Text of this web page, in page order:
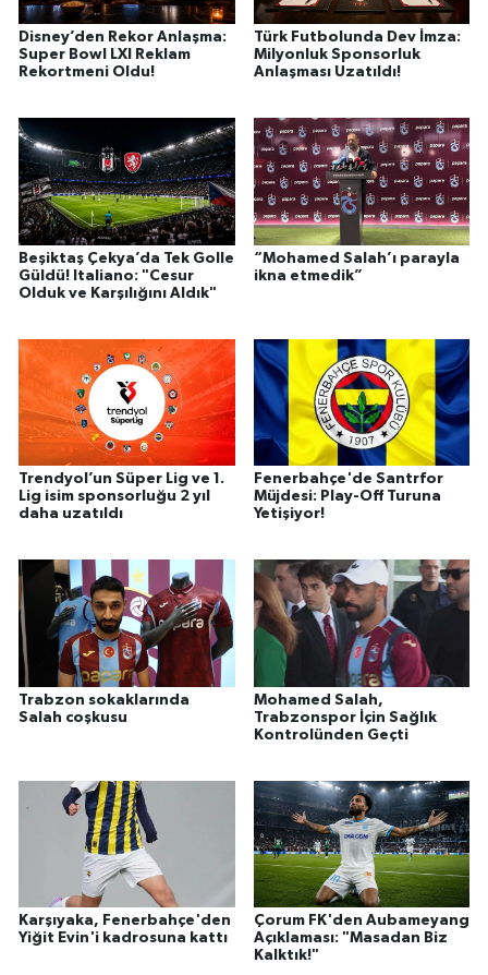
Disney’den Rekor Anlaşma:
Super Bowl LXI Reklam
Rekortmeni Oldu!
Türk Futbolunda Dev İmza:
Milyonluk Sponsorluk
Anlaşması Uzatıldı!
Beşiktaş Çekya’da Tek Golle
Güldü! Italiano: "Cesur
Olduk ve Karşılığını Aldık"
“Mohamed Salah’ı parayla
ikna etmedik”
Trendyol’un Süper Lig ve 1.
Lig isim sponsorluğu 2 yıl
daha uzatıldı
Fenerbahçe'de Santrfor
Müjdesi: Play-Off Turuna
Yetişiyor!
Trabzon sokaklarında
Salah coşkusu
Mohamed Salah,
Trabzonspor İçin Sağlık
Kontrolünden Geçti
Karşıyaka, Fenerbahçe'den
Yiğit Evin'i kadrosuna kattı
Çorum FK'den Aubameyang
Açıklaması: "Masadan Biz
Kalktık!"